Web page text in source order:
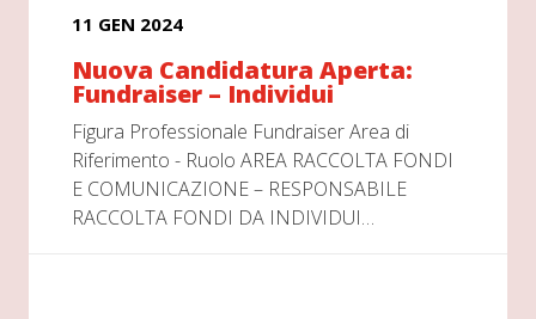
11 GEN 2024
Nuova Candidatura Aperta:
Fundraiser – Individui
Figura Professionale Fundraiser Area di
Riferimento - Ruolo AREA RACCOLTA FONDI
E COMUNICAZIONE – RESPONSABILE
RACCOLTA FONDI DA INDIVIDUI…